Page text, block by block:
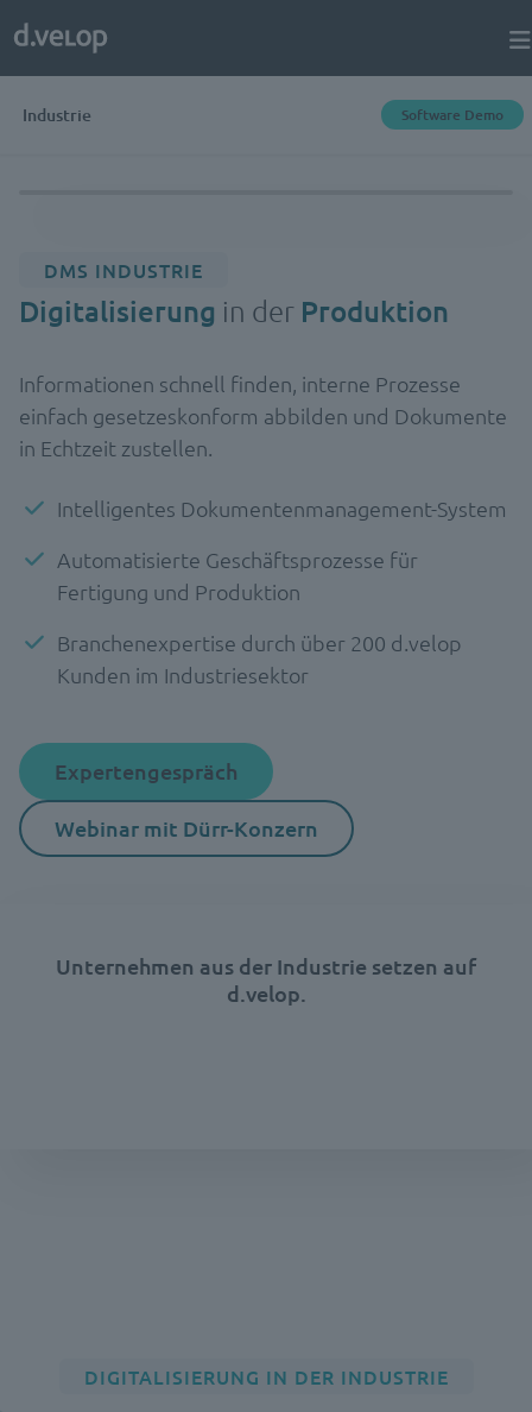
Industrie Software Demo
DMS INDUSTRIE
Digitalisierung in der Produktion
Informationen schnell finden, interne Prozesse
einfach gesetzeskonform abbilden und Dokumente
in Echtzeit zustellen.
Intelligentes Dokumentenmanagement-System
Automatisierte Geschäftsprozesse für
Fertigung und Produktion
Branchenexpertise durch über 200 d.velop
Kunden im Industriesektor
Expertengespräch
Webinar mit Dürr-Konzern
Unternehmen aus der Industrie setzen auf
d.velop.
DIGITALISIERUNG IN DER INDUSTRIE